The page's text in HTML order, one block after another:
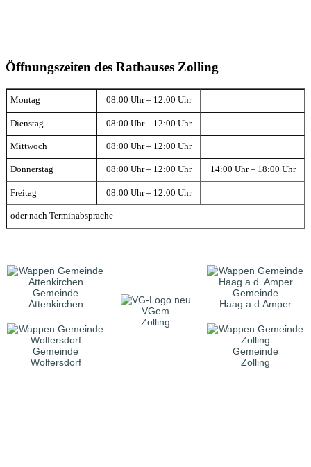
Öffnungszeiten des Rathauses Zolling
Montag 08:00 Uhr – 12:00 Uhr
Dienstag 08:00 Uhr – 12:00 Uhr
Mittwoch 08:00 Uhr – 12:00 Uhr
Donnerstag 08:00 Uhr – 12:00 Uhr 14:00 Uhr – 18:00 Uhr
Freitag 08:00 Uhr – 12:00 Uhr
oder nach Terminabsprache
Gemeinde
Attenkirchen
VGem
Zolling
Gemeinde
Haag a.d.Amper
Gemeinde
Wolfersdorf
Gemeinde
Zolling